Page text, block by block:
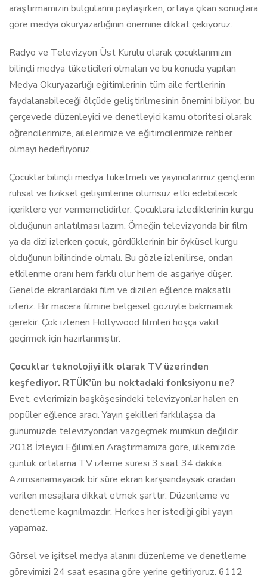
araştırmamızın bulgularını paylaşırken, ortaya çıkan sonuçlara
göre medya okuryazarlığının önemine dikkat çekiyoruz.
Radyo ve Televizyon Üst Kurulu olarak çocuklarımızın
bilinçli medya tüketicileri olmaları ve bu konuda yapılan
Medya Okuryazarlığı eğitimlerinin tüm aile fertlerinin
faydalanabileceği ölçüde geliştirilmesinin önemini biliyor, bu
çerçevede düzenleyici ve denetleyici kamu otoritesi olarak
öğrencilerimize, ailelerimize ve eğitimcilerimize rehber
olmayı hedefliyoruz.
Çocuklar bilinçli medya tüketmeli ve yayıncılarımız gençlerin
ruhsal ve fiziksel gelişimlerine olumsuz etki edebilecek
içeriklere yer vermemelidirler. Çocuklara izlediklerinin kurgu
olduğunun anlatılması lazım. Örneğin televizyonda bir film
ya da dizi izlerken çocuk, gördüklerinin bir öyküsel kurgu
olduğunun bilincinde olmalı. Bu gözle izlenilirse, ondan
etkilenme oranı hem farklı olur hem de asgariye düşer.
Genelde ekranlardaki film ve dizileri eğlence maksatlı
izleriz. Bir macera filmine belgesel gözüyle bakmamak
gerekir. Çok izlenen Hollywood filmleri hoşça vakit
geçirmek için hazırlanmıştır.
Çocuklar teknolojiyi ilk olarak TV üzerinden
keşfediyor. RTÜK’ün bu noktadaki fonksiyonu ne?
Evet, evlerimizin başköşesindeki televizyonlar halen en
popüler eğlence aracı. Yayın şekilleri farklılaşsa da
günümüzde televizyondan vazgeçmek mümkün değildir.
2018 İzleyici Eğilimleri Araştırmamıza göre, ülkemizde
günlük ortalama TV izleme süresi 3 saat 34 dakika.
Azımsanamayacak bir süre ekran karşısındaysak oradan
verilen mesajlara dikkat etmek şarttır. Düzenleme ve
denetleme kaçınılmazdır. Herkes her istediği gibi yayın
yapamaz.
Görsel ve işitsel medya alanını düzenleme ve denetleme
görevimizi 24 saat esasına göre yerine getiriyoruz. 6112